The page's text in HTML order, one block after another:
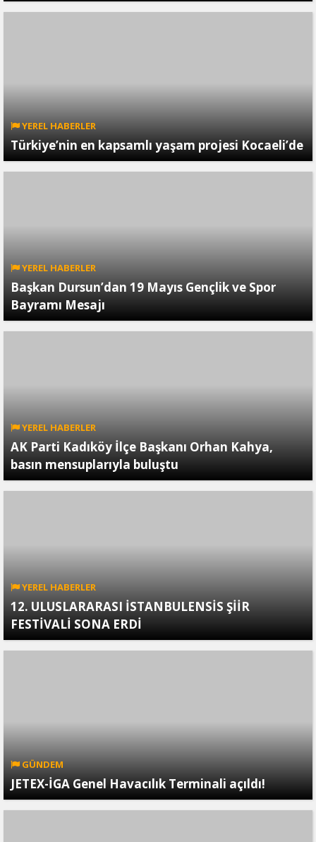
YEREL HABERLER
Türkiye’nin en kapsamlı yaşam projesi Kocaeli’de
YEREL HABERLER
Başkan Dursun’dan 19 Mayıs Gençlik ve Spor
Bayramı Mesajı
YEREL HABERLER
AK Parti Kadıköy İlçe Başkanı Orhan Kahya,
basın mensuplarıyla buluştu
YEREL HABERLER
12. ULUSLARARASI İSTANBULENSİS ŞİİR
FESTİVALİ SONA ERDİ
GÜNDEM
JETEX-İGA Genel Havacılık Terminali açıldı!